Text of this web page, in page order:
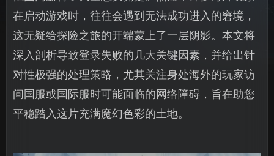
在启动游戏时，往往会遇到无法成功进入的窘境，
这无疑给探险之旅的开端蒙上了一层阴影。本文将
深入剖析导致登录失败的几大关键因素，并给出针
对性极强的处理策略，尤其关注身处海外的玩家访
问国服或国际服时可能面临的网络障碍，旨在助您
平稳踏入这片充满魔幻色彩的土地。